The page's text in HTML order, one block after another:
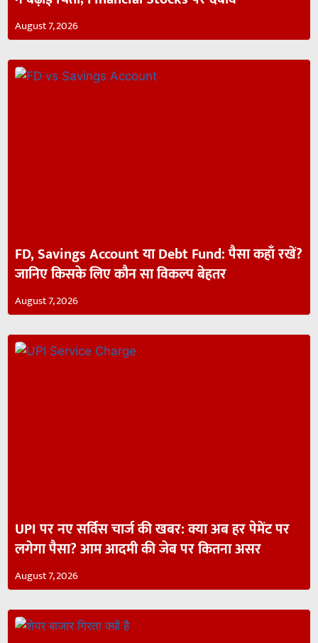
August 7, 2026
FD, Savings Account या Debt Fund: पैसा कहाँ रखें?
जानिए किसके लिए कौन सा विकल्प बेहतर
August 7, 2026
UPI पर नए सर्विस चार्ज की खबर: क्या अब हर पेमेंट पर
लगेगा पैसा? आम आदमी की जेब पर कितना असर
August 7, 2026